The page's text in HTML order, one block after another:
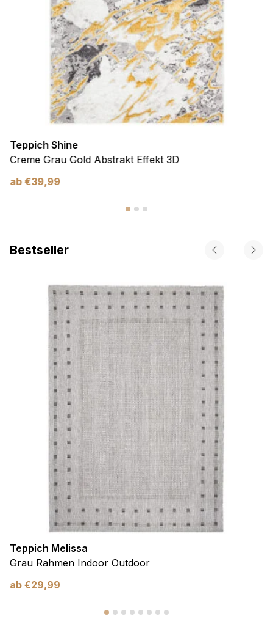
Teppich Shine
Creme Grau Gold Abstrakt Effekt 3D
ab €39,99
Bestseller
Teppich Melissa
Grau Rahmen Indoor Outdoor
ab €29,99